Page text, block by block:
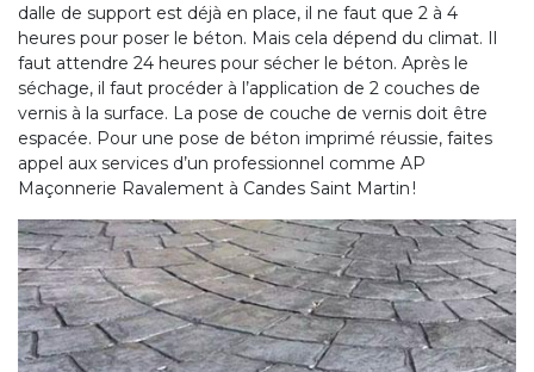
dalle de support est déjà en place, il ne faut que 2 à 4
heures pour poser le béton. Mais cela dépend du climat. Il
faut attendre 24 heures pour sécher le béton. Après le
séchage, il faut procéder à l’application de 2 couches de
vernis à la surface. La pose de couche de vernis doit être
espacée. Pour une pose de béton imprimé réussie, faites
appel aux services d’un professionnel comme AP
Maçonnerie Ravalement à Candes Saint Martin !